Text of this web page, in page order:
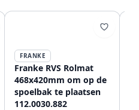
FRANKE
Franke RVS Rolmat
468x420mm om op de
spoelbak te plaatsen
112.0030.882